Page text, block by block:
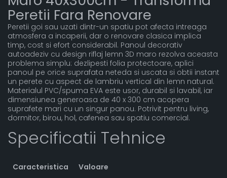
Peretii Fara Renovare
Peretii goi sau uzati dintr-un spatiu pot afecta intreaga
atmosfera a incaperii, dar o renovare clasica implica
timp, cost si efort considerabil. Panoul decorativ
autoadeziv cu design riflaj lemn 3D maro rezolva aceasta
problema simplu: dezlipesti folia protectoare, aplici
panoul pe orice suprafata neteda si uscata si obtii instant
un perete cu aspect de lambriu vertical din lemn natural.
Materialul PVC/spuma EVA este usor, durabil si lavabil, iar
dimensiunea generoasa de 40 x 300 cm acopera
suprafete mari cu un singur panou. Potrivit pentru living,
dormitor, birou, hol, cafenea sau spatiu comercial.
Specificatii Tehnice
Caracteristica
Valoare